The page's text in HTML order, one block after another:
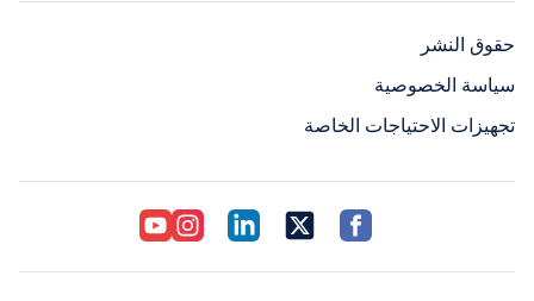
حقوق النشر
سياسة الخصوصية
تجهيزات الاحتياجات الخاصة